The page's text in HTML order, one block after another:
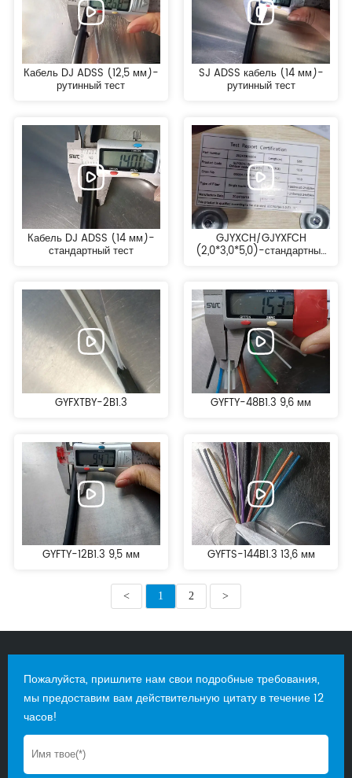
Кабель DJ ADSS (12,5 мм)-
рутинный тест
SJ ADSS кабель (14 мм)-
рутинный тест
Кабель DJ ADSS (14 мм)-
стандартный тест
GJYXCH/GJYXFCH
(2,0*3,0*5,0)-стандартный
GYFXTBY-2B1.3 GYFTY-48B1.3 9,6 мм
GYFTY-12B1.3 9,5 мм GYFTS-144B1.3 13,6 мм
< 1 2 >
Пожалуйста, пришлите нам свои подробные требования,
мы предоставим вам действительную цитату в течение 12
часов!